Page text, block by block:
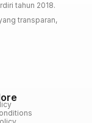
tahun 2018.
transparan,